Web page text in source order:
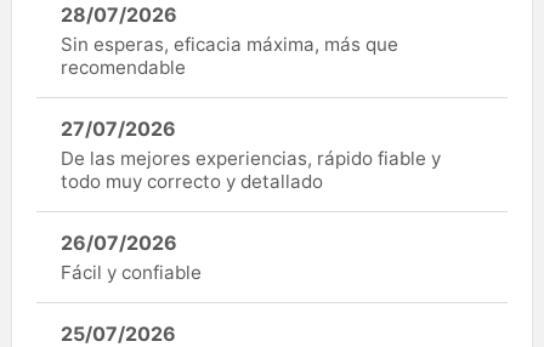
28/07/2026
Sin esperas, eficacia máxima, más que
recomendable
27/07/2026
De las mejores experiencias, rápido fiable y
todo muy correcto y detallado
26/07/2026
Fácil y confiable
25/07/2026